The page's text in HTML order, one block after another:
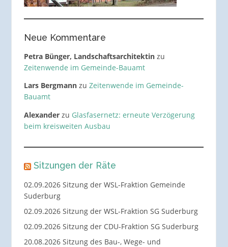
Neue Kommentare
Petra Bünger, Landschaftsarchitektinzu
Zeitenwende im Gemeinde-Bauamt
Lars Bergmannzu Zeitenwende im Gemeinde-
Bauamt
Alexanderzu Glasfasernetz: erneute Verzögerung
beim kreisweiten Ausbau
Sitzungen der Räte
02.09.2026 Sitzung der WSL-Fraktion Gemeinde
Suderburg
02.09.2026 Sitzung der WSL-Fraktion SG Suderburg
02.09.2026 Sitzung der CDU-Fraktion SG Suderburg
20.08.2026 Sitzung des Bau-, Wege- und